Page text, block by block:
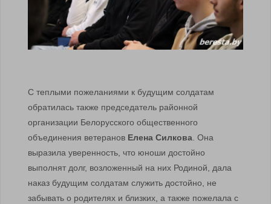
С теплыми пожеланиями к будущим солдатам
обратилась также председатель районной
организации Белорусского общественного
объединения ветеранов Елена Силкова. Она
выразила уверенность, что юноши достойно
выполнят долг, возложенный на них Родиной, дала
наказ будущим солдатам служить достойно, не
забывать о родителях и близких, а также пожелала с